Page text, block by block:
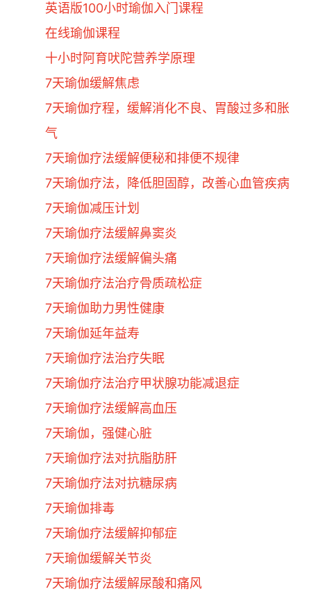
英语版100小时瑜伽入门课程
在线瑜伽课程
十小时阿育吠陀营养学原理
7天瑜伽缓解焦虑
7天瑜伽疗程，缓解消化不良、胃酸过多和胀
气
7天瑜伽疗法缓解便秘和排便不规律
7天瑜伽疗法，降低胆固醇，改善心血管疾病
7天瑜伽减压计划
7天瑜伽疗法缓解鼻窦炎
7天瑜伽疗法缓解偏头痛
7天瑜伽疗法治疗骨质疏松症
7天瑜伽助力男性健康
7天瑜伽延年益寿
7天瑜伽疗法治疗失眠
7天瑜伽疗法治疗甲状腺功能减退症
7天瑜伽疗法缓解高血压
7天瑜伽，强健心脏
7天瑜伽疗法对抗脂肪肝
7天瑜伽疗法对抗糖尿病
7天瑜伽排毒
7天瑜伽疗法缓解抑郁症
7天瑜伽缓解关节炎
7天瑜伽疗法缓解尿酸和痛风